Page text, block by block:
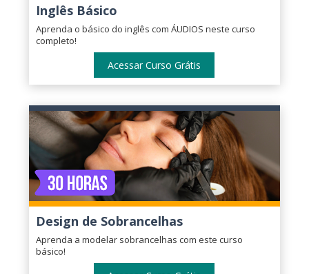
Inglês Básico
Aprenda o básico do inglês com ÁUDIOS neste curso
completo!
Acessar Curso Grátis
Design de Sobrancelhas
Aprenda a modelar sobrancelhas com este curso
básico!